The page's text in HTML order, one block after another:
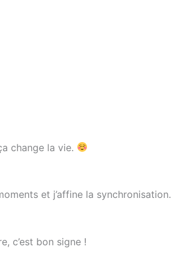
change la vie.
et j’affine la synchronisation.
c’est bon signe !